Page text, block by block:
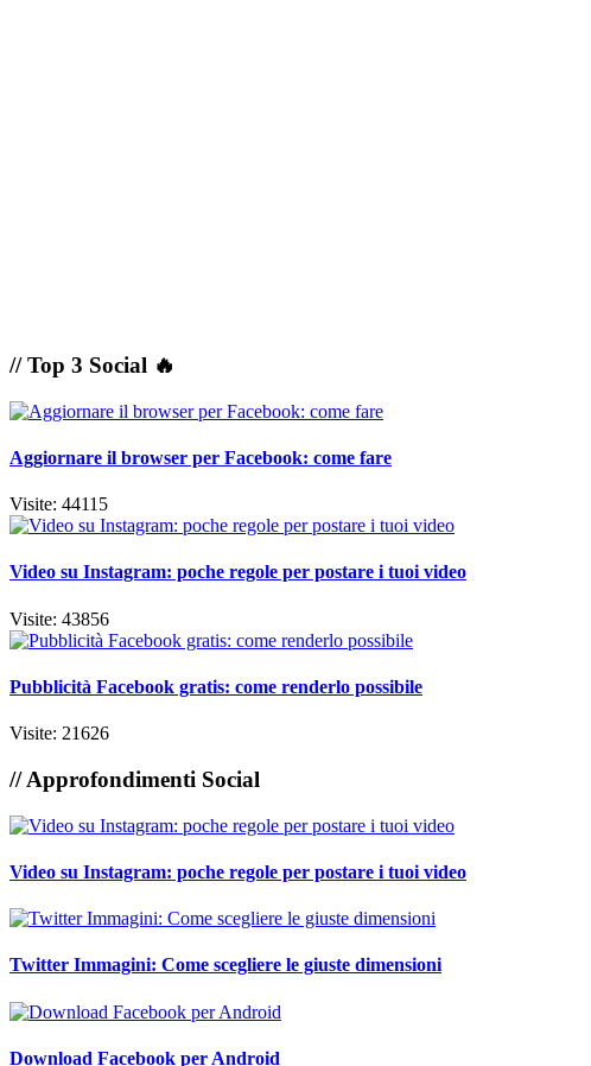
// Top 3 Social 🔥
Aggiornare il browser per Facebook: come fare
Visite: 44115
Video su Instagram: poche regole per postare i tuoi video
Visite: 43856
Pubblicità Facebook gratis: come renderlo possibile
Visite: 21626
// Approfondimenti Social
Video su Instagram: poche regole per postare i tuoi video
Twitter Immagini: Come scegliere le giuste dimensioni
Download Facebook per Android